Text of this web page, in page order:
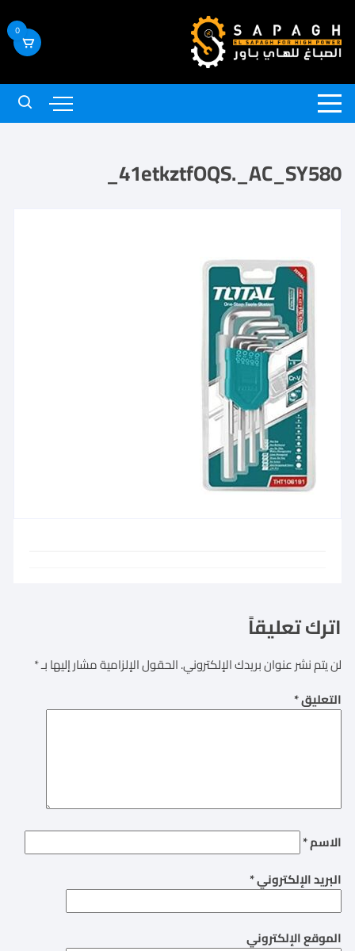
0
41etkztfOQS._AC_SY580_
اترك تعليقاً
لن يتم نشر عنوان بريدك الإلكتروني.الحقول الإلزامية مشار إليها بـ*
التعليق*
الاسم*
البريد الإلكتروني*
الموقع الإلكتروني